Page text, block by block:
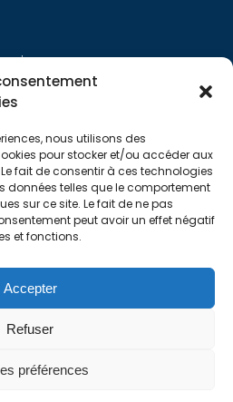
nous utilisons des
pour stocker et/ou accéder aux
fait de consentir à ces technologies
données telles que le comportement
sur ce site. Le fait de ne pas
peut avoir un effet négatif
et fonctions.
Accepter
Refuser
préférences